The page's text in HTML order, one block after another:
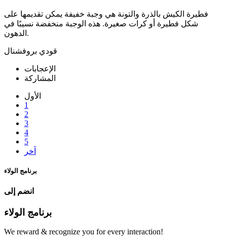
فطيرة الكيش بالذرة والتونة هي وجبة خفيفة يمكن تقديمها على
شكل فطيرة أو كرات صغيرة. هذه الوجبة منخفضة نسيبًا في
الدهون.
قودي بروفشنال
الإعجابات
المشاركة
الأول
1
2
3
4
5
آخر
برنامج الولاء
انضم إلى
برنامج الولاء
We reward & recognize you for every interaction!